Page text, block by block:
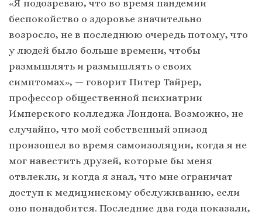
«Я подозреваю, что во время пандемии
беспокойство о здоровье значительно
возросло, не в последнюю очередь потому, что
у людей было больше времени, чтобы
размышлять и размышлять о своих
симптомах», — говорит Питер Тайрер,
профессор общественной психиатрии
Имперского колледжа Лондона. Возможно, не
случайно, что мой собственный эпизод
произошел во время самоизоляции, когда я не
мог навестить друзей, которые бы меня
отвлекли, и когда я знал, что мне ограничат
доступ к медицинскому обслуживанию, если
оно понадобится. Последние два года показали,